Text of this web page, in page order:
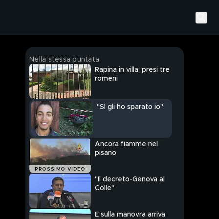
Nella stessa puntata
Rapina in villa: presi tre
romeni
"Sì gli ho sparato io"
PROSSIMO VIDEO
Ancora fiamme nel
pisano
"Il decreto-Genova al
Colle"
E sulla manovra arriva